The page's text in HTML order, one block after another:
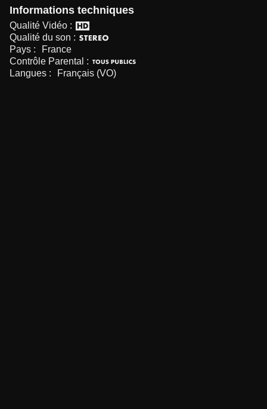
Informations techniques
Qualité Vidéo :
Qualité du son :
Pays :
France
Contrôle Parental :
Langues :
Français (VO)